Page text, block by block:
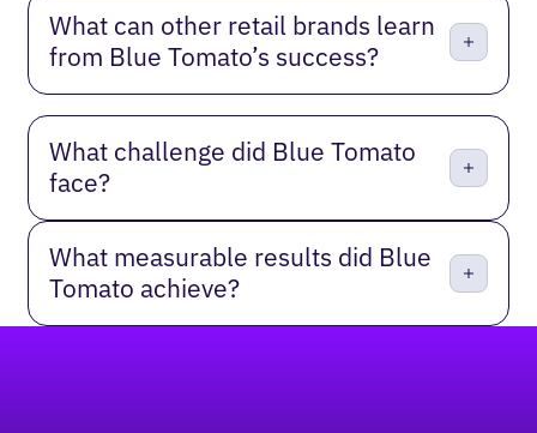
What can other retail brands learn
from Blue Tomato’s success?
What challenge did Blue Tomato
face?
What measurable results did Blue
Tomato achieve?